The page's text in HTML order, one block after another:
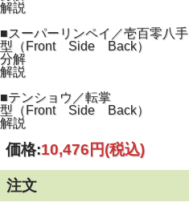
解説
■スーパーリンペイ／壱百零八手
型（Front Side Back）
分解
解説
■テンショウ／転掌
型（Front Side Back）
解説
価格:10,476円(税込)
注文